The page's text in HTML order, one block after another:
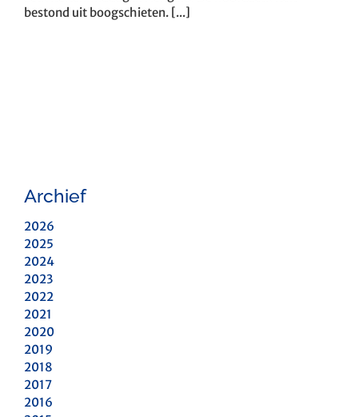
bestond uit boogschieten. [...]
Archief
2026
2025
2024
2023
2022
2021
2020
2019
2018
2017
2016